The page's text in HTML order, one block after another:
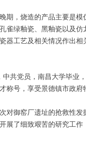
期，烧造的产品主要是
雀绿釉瓷、黑釉瓷以及
器工艺及相关情况作出相
中共党员，南昌大学毕
称号，享受景德镇市政
对御窑厂遗址的抢救性
展了细致艰苦的研究工